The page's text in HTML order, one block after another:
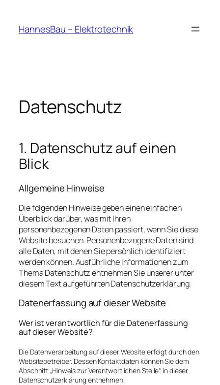
content
HannesBau – Elektrotechnik
Datenschutz
1. Datenschutz auf einen
Blick
Allgemeine Hinweise
Die folgenden Hinweise geben einen einfachen
Überblick darüber, was mit Ihren
personenbezogenen Daten passiert, wenn Sie diese
Website besuchen. Personenbezogene Daten sind
alle Daten, mit denen Sie persönlich identifiziert
werden können. Ausführliche Informationen zum
Thema Datenschutz entnehmen Sie unserer unter
diesem Text aufgeführten Datenschutzerklärung.
Datenerfassung auf dieser Website
Wer ist verantwortlich für die Datenerfassung
auf dieser Website?
Die Datenverarbeitung auf dieser Website erfolgt durch den
Websitebetreiber. Dessen Kontaktdaten können Sie dem
Abschnitt „Hinweis zur Verantwortlichen Stelle“ in dieser
Datenschutzerklärung entnehmen.